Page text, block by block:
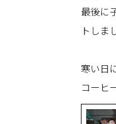
最後に
トしま
寒い日
コーヒ